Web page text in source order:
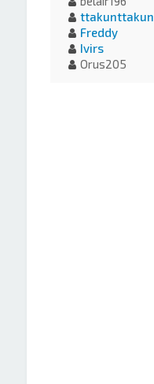
ttakunttakun
Freddy
Ivirs
Orus205